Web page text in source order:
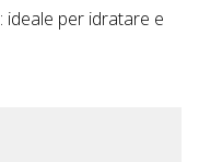
: ideale per idratare e